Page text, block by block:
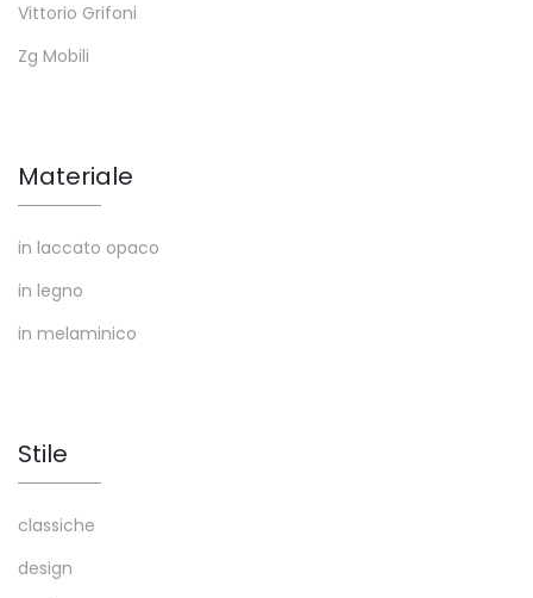
Vittorio Grifoni
Zg Mobili
Materiale
in laccato opaco
in legno
in melaminico
Stile
classiche
design